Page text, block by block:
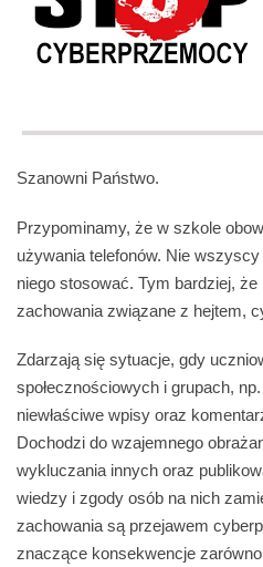
Szanowni Państwo.
Przypominamy, że w szkole
używania telefonów. Nie
niego stosować. Tym bardziej,
zachowania związane z hejtem,
Zdarzają się sytuacje, gdy
społecznościowych i grupach,
niewłaściwe wpisy oraz
Dochodzi do wzajemnego
wykluczania innych oraz
wiedzy i zgody osób na nich
zachowania są przejawem
znaczące konsekwencje